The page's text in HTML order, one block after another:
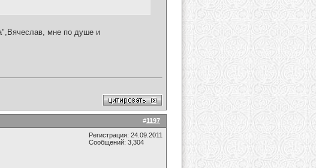
мне по душе и
#1197
Регистрация: 24.09.2011
Сообщений: 3,304